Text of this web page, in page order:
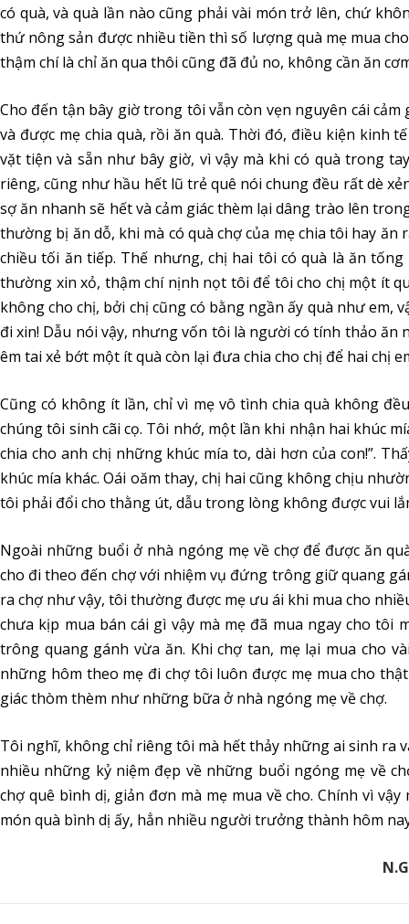
có quà, và quà lần nào cũng phải vài món trở lên, chứ
thứ nông sản được nhiều tiền thì số lượng quà mẹ mua
thậm chí là chỉ ăn qua thôi cũng đã đủ no, không cần ăn
Cho đến tận bây giờ trong tôi vẫn còn vẹn nguyên cái
và được mẹ chia quà, rồi ăn quà. Thời đó, điều kiện kinh
vặt tiện và sẵn như bây giờ, vì vậy mà khi có quà trong
riêng, cũng như hầu hết lũ trẻ quê nói chung đều rất dè
sợ ăn nhanh sẽ hết và cảm giác thèm lại dâng trào lên
thường bị ăn dỗ, khi mà có quà chợ của mẹ chia tôi hay
chiều tối ăn tiếp. Thế nhưng, chị hai tôi có quà là ăn
thường xin xỏ, thậm chí nịnh nọt tôi để tôi cho chị một ít
không cho chị, bởi chị cũng có bằng ngần ấy quà như em,
đi xin! Dẫu nói vậy, nhưng vốn tôi là người có tính thảo
êm tai xẻ bớt một ít quà còn lại đưa chia cho chị để hai chị
Cũng có không ít lần, chỉ vì mẹ vô tình chia quà không
chúng tôi sinh cãi cọ. Tôi nhớ, một lần khi nhận hai khúc
chia cho anh chị những khúc mía to, dài hơn của con!”.
khúc mía khác. Oái oăm thay, chị hai cũng không chịu
tôi phải đổi cho thằng út, dẫu trong lòng không được vui
Ngoài những buổi ở nhà ngóng mẹ về chợ để được ăn
cho đi theo đến chợ với nhiệm vụ đứng trông giữ quang
ra chợ như vậy, tôi thường được mẹ ưu ái khi mua cho
chưa kịp mua bán cái gì vậy mà mẹ đã mua ngay cho
trông quang gánh vừa ăn. Khi chợ tan, mẹ lại mua cho
những hôm theo mẹ đi chợ tôi luôn được mẹ mua cho
giác thòm thèm như những bữa ở nhà ngóng mẹ về chợ.
Tôi nghĩ, không chỉ riêng tôi mà hết thảy những ai sinh ra
nhiều những kỷ niệm đẹp về những buổi ngóng mẹ về
chợ quê bình dị, giản đơn mà mẹ mua về cho. Chính vì
món quà bình dị ấy, hẳn nhiều người trưởng thành hôm